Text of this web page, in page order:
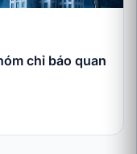
chỉ báo quan